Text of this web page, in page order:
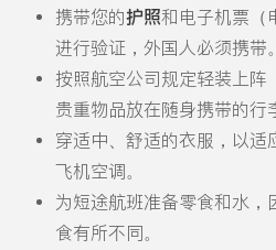
携带您的护照和电子机票（
进行验证，外国人必须携带。
按照航空公司规定轻装上阵
贵重物品放在随身携带的行
穿适中、舒适的衣服，以适
飞机空调。
为短途航班准备零食和水，
食有所不同。